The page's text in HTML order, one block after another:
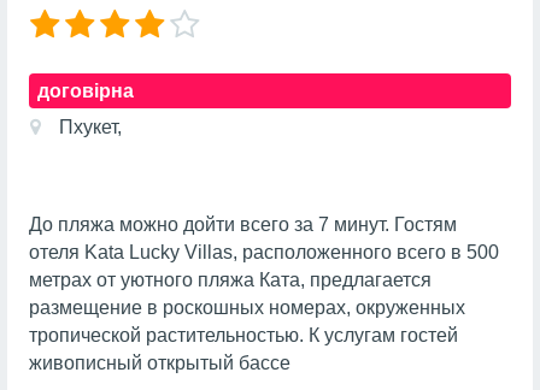
договірна
Пхукет,
До пляжа можно дойти всего за 7 минут. Гостям
отеля Kata Lucky Villas, расположенного всего в 500
метрах от уютного пляжа Ката, предлагается
размещение в роскошных номерах, окруженных
тропической растительностью. К услугам гостей
живописный открытый бассе